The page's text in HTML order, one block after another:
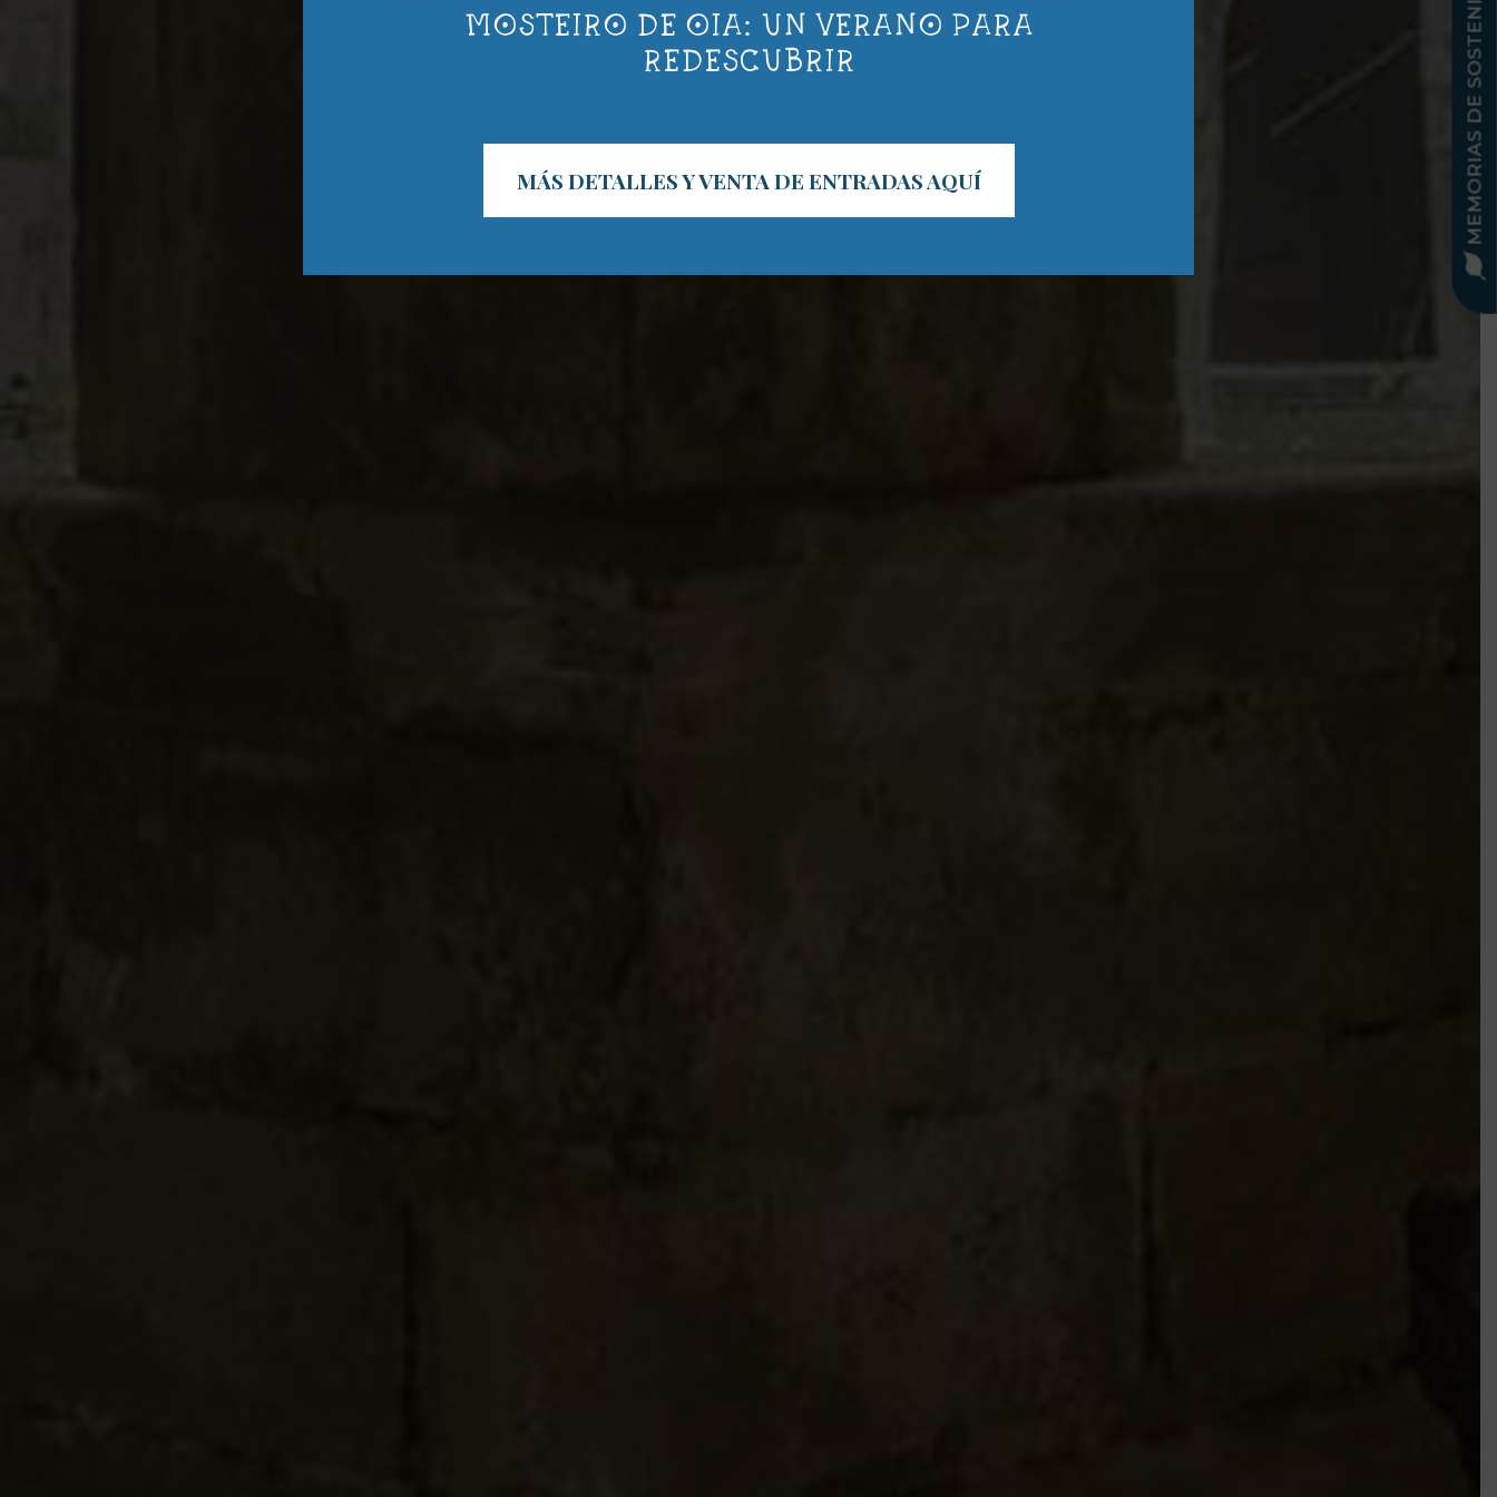
desde el S. XII MEMORIAS DE SOSTENIBILIDAD
MOSTEIRO DE OIA: UN VERANO PARA
REDESCUBRIR
MÁS DETALLES Y VENTA DE ENTRADAS AQUÍ